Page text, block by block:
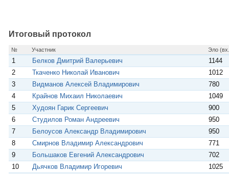
p
p
a
m
n
i
k
i
Итоговый протокол
№ Участник Эло
1 Белков Дмитрий Валерьевич
1144
2
Ткаченко Николай Иванович
1012
3
Видманов Алексей Владимирович
780
4
Крайнов Михаил Николаевич
1049
5
Худоян Гарик Сергеевич
900
6
Студилов Роман Андреевич
950
7
Белоусов Александр Владимирович
950
8
Смирнов Владимир Александрович
771
9
Большаков Евгений Александрович
702
10
Дьячков Владимир Игоревич
1025